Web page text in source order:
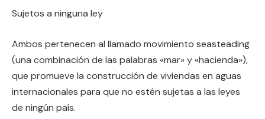
Sujetos a ninguna ley
Ambos pertenecen al llamado movimiento seasteading
(una combinación de las palabras «mar» y «hacienda»),
que promueve la construcción de viviendas en aguas
internacionales para que no estén sujetas a las leyes
de ningún país.